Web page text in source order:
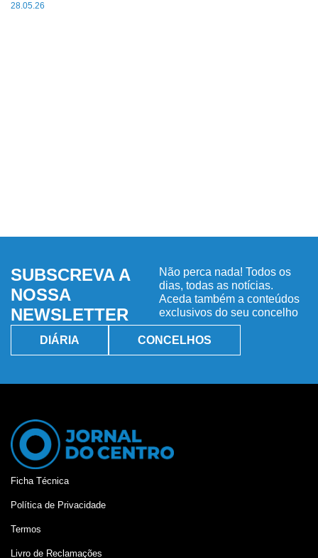
28.05.26
SUBSCREVA A
NOSSA
NEWSLETTER
Não perca nada! Todos os
dias, todas as notícias.
Aceda também a conteúdos
exclusivos do seu concelho
DIÁRIA CONCELHOS
Ficha Técnica
Política de Privacidade
Termos
Livro de Reclamações